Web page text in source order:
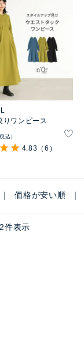
りワンピース
込
4.83 （6）
価格が安い順
2件表示